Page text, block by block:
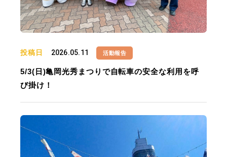
投稿日 2026.05.11 活動報告
5/3(日)亀岡光秀まつりで自転車の安全な利用を呼
び掛け！